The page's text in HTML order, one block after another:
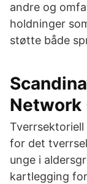
andre og
holdninger
støtte både
Network
for det
unge i
kartlegging